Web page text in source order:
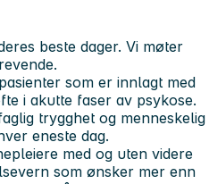
beste dager. Vi møter
som er innlagt med
i akutte faser av psykose.
trygghet og menneskelig
eneste dag.
med og uten videre
som ønsker mer enn